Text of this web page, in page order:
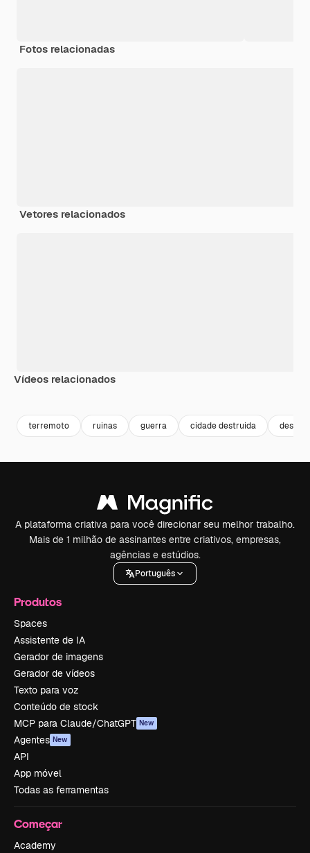
Fotos relacionadas
Vetores relacionados
Vídeos relacionados
terremoto ruinas guerra cidade destruida
A plataforma criativa para você direcionar seu melhor trabalho.
Mais de 1 milhão de assinantes entre criativos, empresas,
agências e estúdios.
Português
Produtos
Spaces
Assistente de IA
Gerador de imagens
Gerador de vídeos
Texto para voz
Conteúdo de stock
MCP para Claude/ChatGPT New
Agentes New
API
App móvel
Todas as ferramentas
Começar
Academy